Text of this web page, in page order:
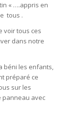
« ….appris en
tous .
voir tous ces
dans notre
béni les enfants,
préparé ce
sur les
panneau avec